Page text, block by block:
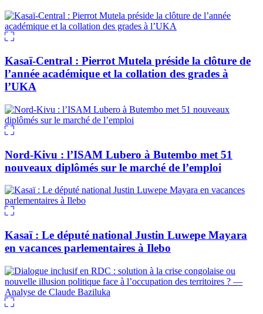
Kasaï-Central : Pierrot Mutela préside la clôture de
l’année académique et la collation des grades à
l’UKA
Nord-Kivu : l’ISAM Lubero à Butembo met 51
nouveaux diplômés sur le marché de l’emploi
Kasaï : Le député national Justin Luwepe Mayara
en vacances parlementaires à Ilebo